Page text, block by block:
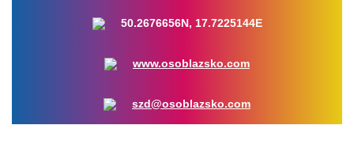
50.2676656N, 17.7225144E
www.osoblazsko.com
szd@osoblazsko.com